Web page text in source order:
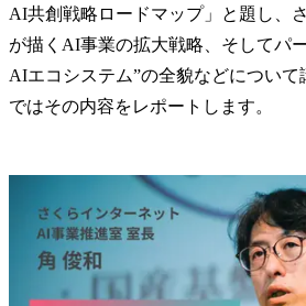
AI共創戦略ロードマップ」と題し、
が描くAI事業の拡大戦略、そしてパ
AIエコシステム”の全貌などについ
ではその内容をレポートします。